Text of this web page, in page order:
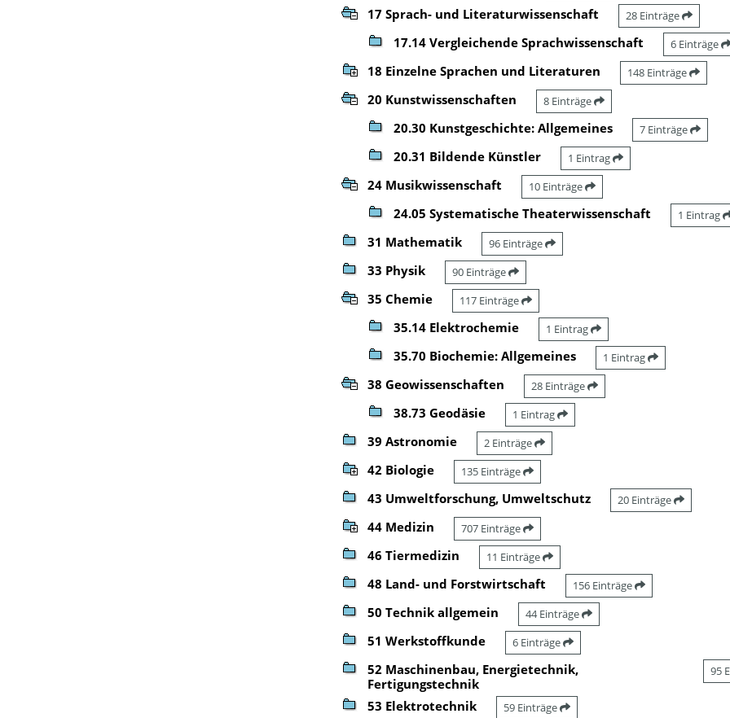
17 Sprach- und Literaturwissenschaft 28 Einträge
17.14 Vergleichende Sprachwissenschaft 6 Einträge
18 Einzelne Sprachen und Literaturen 148 Einträge
20 Kunstwissenschaften 8 Einträge
20.30 Kunstgeschichte: Allgemeines 7 Einträge
20.31 Bildende Künstler 1 Eintrag
24 Musikwissenschaft 10 Einträge
24.05 Systematische Theaterwissenschaft 1 Eintrag
31 Mathematik 96 Einträge
33 Physik 90 Einträge
35 Chemie 117 Einträge
35.14 Elektrochemie 1 Eintrag
35.70 Biochemie: Allgemeines 1 Eintrag
38 Geowissenschaften 28 Einträge
38.73 Geodäsie 1 Eintrag
39 Astronomie 2 Einträge
42 Biologie 135 Einträge
43 Umweltforschung, Umweltschutz 20 Einträge
44 Medizin 707 Einträge
46 Tiermedizin 11 Einträge
48 Land- und Forstwirtschaft 156 Einträge
50 Technik allgemein 44 Einträge
51 Werkstoffkunde 6 Einträge
52 Maschinenbau, Energietechnik,
Fertigungstechnik
95
53 Elektrotechnik 59 Einträge